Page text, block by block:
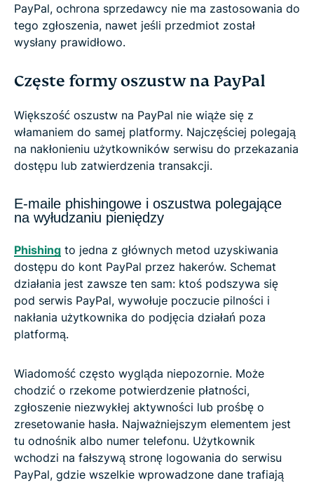
PayPal, ochrona sprzedawcy nie ma zastosowania do
tego zgłoszenia, nawet jeśli przedmiot został
wysłany prawidłowo.
Częste formy oszustw na PayPal
Większość oszustw na PayPal nie wiąże się z
włamaniem do samej platformy. Najczęściej polegają
na nakłonieniu użytkowników serwisu do przekazania
dostępu lub zatwierdzenia transakcji.
E-maile phishingowe i oszustwa polegające
na wyłudzaniu pieniędzy
Phishing to jedna z głównych metod uzyskiwania
dostępu do kont PayPal przez hakerów. Schemat
działania jest zawsze ten sam: ktoś podszywa się
pod serwis PayPal, wywołuje poczucie pilności i
nakłania użytkownika do podjęcia działań poza
platformą.
Wiadomość często wygląda niepozornie. Może
chodzić o rzekome potwierdzenie płatności,
zgłoszenie niezwykłej aktywności lub prośbę o
zresetowanie hasła. Najważniejszym elementem jest
tu odnośnik albo numer telefonu. Użytkownik
wchodzi na fałszywą stronę logowania do serwisu
PayPal, gdzie wszelkie wprowadzone dane trafiają